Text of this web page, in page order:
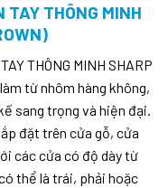
TAY THÔNG MINH
THÔNG MINH SHARP
từ nhôm hàng không,
sang trọng và hiện đại.
đặt trên cửa gỗ, cửa
các cửa có độ dày từ
thể là trái, phải hoặc